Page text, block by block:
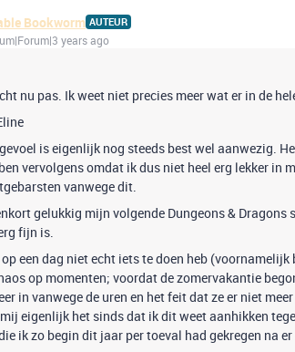
Bookworm AUTEUR
years ago
nu pas. Ik weet niet precies meer wat er in de
is eigenlijk nog steeds best wel aanwezig.
vervolgens omdat ik dus niet heel erg lekker in
vanwege dit.
gelukkig mijn volgende Dungeons & Dragons
fijn is.
een dag niet echt iets te doen heb
op momenten; voordat de zomervakantie
in vanwege de uren en het feit dat ze er niet
eigenlijk het sinds dat ik dit weet aanhikken
ik zo begin dit jaar per toeval had gekregen na